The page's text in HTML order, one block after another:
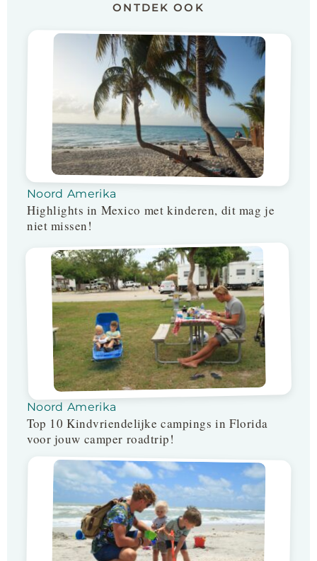
ONTDEK OOK
Noord Amerika
Highlights in Mexico met kinderen, dit mag je
niet missen!
Noord Amerika
Top 10 Kindvriendelijke campings in Florida
voor jouw camper roadtrip!